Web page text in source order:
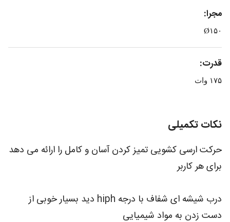
مجرا:
Ø۱۵۰
قدرت:
۱۷۵ وات
نکات تکمیلی
حرکت ارسی کشویی تمیز کردن آسان و کامل را ارائه می دهد
برای هر کاربر
درب شیشه ای شفاف با درجه hiph دید بسیار خوبی از
دست زدن به مواد شیمیایی